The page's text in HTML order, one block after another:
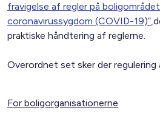
fravigelse af regler på
coronavirussygdom (COVID-19)”,
praktiske håndtering af reglerne.
Overordnet set sker der regulering
For boligorganisationerne